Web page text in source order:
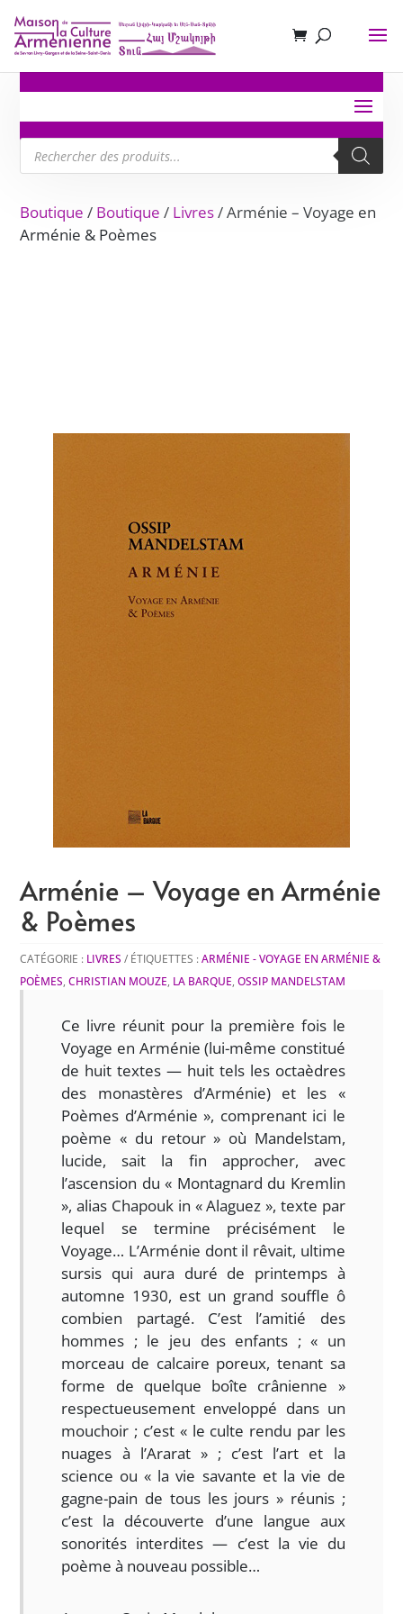
Recherche
de
produits
Boutique / Boutique / Livres/ Arménie – Voyage en
Arménie & Poèmes
Arménie – Voyage en Arménie
& Poèmes
CATÉGORIE : LIVRES ÉTIQUETTES :ARMÉNIE - VOYAGE EN ARMÉNIE &
POÈMES,CHRISTIAN MOUZE, LA BARQUE,OSSIP MANDELSTAM
Ce livre réunit pour la première fois le
Voyage en Arménie (lui-même constitué
de huit textes — huit tels les octaèdres
des monastères d’Arménie) et les «
Poèmes d’Arménie », comprenant ici le
poème « du retour » où Mandelstam,
lucide, sait la fin approcher, avec
l’ascension du « Montagnard du Kremlin
», alias Chapouk in « Alaguez », texte par
lequel se termine précisément le
Voyage… L’Arménie dont il rêvait, ultime
sursis qui aura duré de printemps à
automne 1930, est un grand souffle ô
combien partagé. C’est l’amitié des
hommes ; le jeu des enfants ; « un
morceau de calcaire poreux, tenant sa
forme de quelque boîte crânienne »
respectueusement enveloppé dans un
mouchoir ; c’est « le culte rendu par les
nuages à l’Ararat » ; c’est l’art et la
science ou « la vie savante et la vie de
gagne-pain de tous les jours » réunis ;
c’est la découverte d’une langue aux
sonorités interdites — c’est la vie du
poème à nouveau possible…